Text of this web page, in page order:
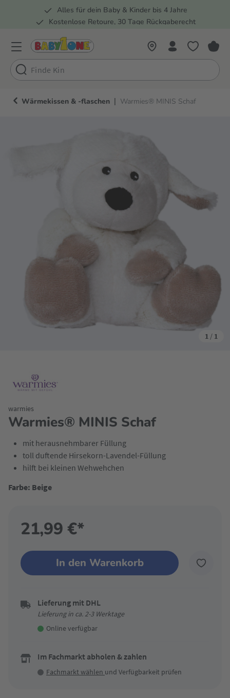
Zur Hauptnavigation springen
Alles für dein Baby & Kinder bis 4 Jahre
Kostenlose Retoure, 30 Tage Rückgaberecht
Wärmekissen & -flaschen | Warmies® MINIS Schaf
1 / 1
Warmies® MINIS Schaf
warmies
mit herausnehmbarer Füllung
toll duftende Hirsekorn-Lavendel-Füllung
hilft bei kleinen Wehwehchen
Farbe: Beige
21,99 €*
In den Warenkorb
Lieferung mit DHL
Lieferung in ca. 2-3 Werktage
Online verfügbar
Im Fachmarkt abholen & zahlen
Fachmarkt wählen und Verfügbarkeit prüfen